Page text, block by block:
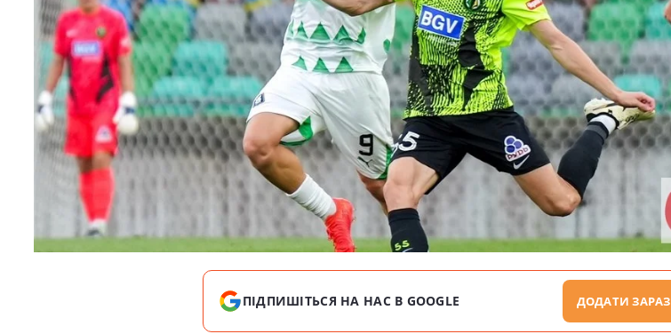
ПІДПИШІТЬСЯ НА НАС В GOOGLE ДОДАТИ ЗАРАЗ